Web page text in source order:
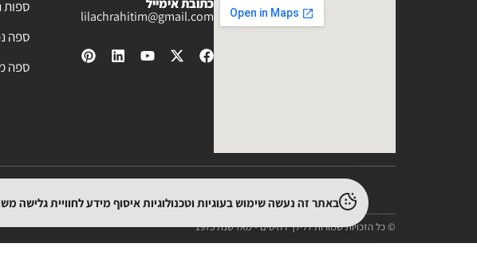
כתובת אימייל
lilachrahitim@gmail.com
ספות
ספה
ספה
מפת האתרתקנוןהצהרת
© כל הזכויות שמורות ללילך רהיטים - מאז שנת 1975
באתר זה נעשה שימוש בעוגיות וטכנולוגיות איסוף מידע לחוויית